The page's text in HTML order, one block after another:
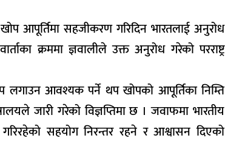
खोप आपूर्तिमा सहजीकरण गरिदिन भारतलाई अनुरोध
क्रममा ज्ञवालीले उक्त अनुरोध गरेको परराष्ट्र
खोप लगाउन आवश्यक पर्ने थप खोपको आपूर्तिका निम्ति
जारी गरेको विज्ञप्तिमा छ । जवाफमा भारतीय
सहयोग निरन्तर रहने र आश्वासन दिएको